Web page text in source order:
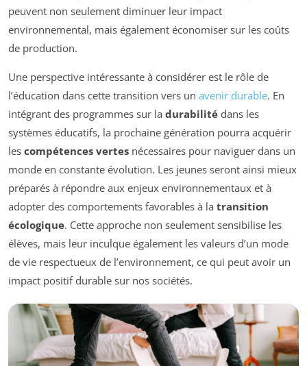
peuvent non seulement diminuer leur impact
environnemental, mais également économiser sur les coûts
de production.
Une perspective intéressante à considérer est le rôle de
l’éducation dans cette transition vers un avenir durable. En
intégrant des programmes sur la durabilité dans les
systèmes éducatifs, la prochaine génération pourra acquérir
les compétences vertes nécessaires pour naviguer dans un
monde en constante évolution. Les jeunes seront ainsi mieux
préparés à répondre aux enjeux environnementaux et à
adopter des comportements favorables à la transition
écologique. Cette approche non seulement sensibilise les
élèves, mais leur inculque également les valeurs d’un mode
de vie respectueux de l’environnement, ce qui peut avoir un
impact positif durable sur nos sociétés.